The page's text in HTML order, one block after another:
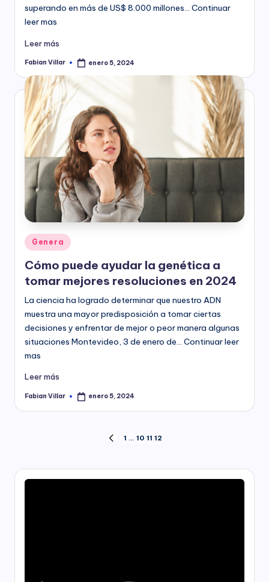
superando en más de US$ 8.000 millones… Continuar
leer mas
Leer más
Publicado
Fabian Villar enero 5, 2024
Publicado
en
Genera
Cómo puede ayudar la genética a
tomar mejores resoluciones en 2024
La ciencia ha logrado determinar que nuestro ADN
muestra una mayor predisposición a tomar ciertas
decisiones y enfrentar de mejor o peor manera algunas
situaciones Montevideo, 3 de enero de… Continuar leer
mas
Leer más
Publicado
Fabian Villar enero 5, 2024
Paginación
de
entradas
PÁGINA
1 … 10 11 12